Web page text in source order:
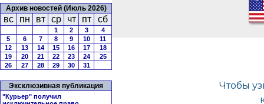
Архив новостей (Июль 2026)
вс пн вт ср чт пт сб
1 2 3
4
5
6 7 8 9 10
11
12
13 14 15 16 17
18
19
20 21 22 23 24
25
26
27 28 29 30 31
Эксклюзивная публикация
"Курьер" получил